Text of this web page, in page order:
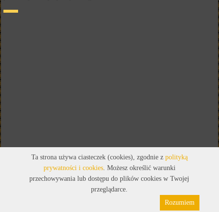
Pliki cookies
Ta strona używa ciasteczek (cookies), zgodnie z polityką
prywatności i cookies. Możesz określić warunki
przechowywania lub dostępu do plików cookies w Twojej
przeglądarce.
Rozumiem